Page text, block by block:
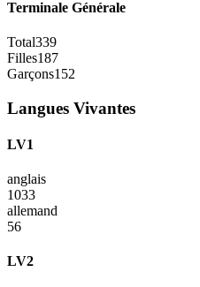
Terminale Générale
Total339
Filles187
Garçons152
Langues Vivantes
LV1
anglais
1033
allemand
56
LV2